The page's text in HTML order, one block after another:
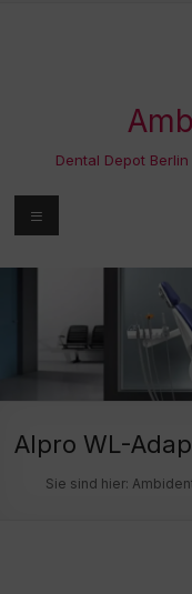
Dental Depot
Menü
Alpro WL-
Sie sind hier: